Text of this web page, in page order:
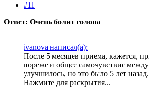
#11
Ответ: Очень болит голова
ivanova написал(а):
После 5 месяцев приема, кажется,
пореже и общее самочувствие
улучшилось, но это было 5 лет назад.
Нажмите для раскрытия...